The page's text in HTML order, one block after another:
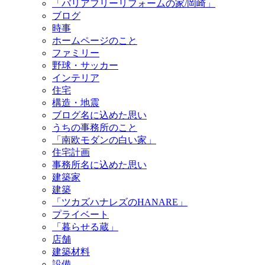
「バリアフリーリフォームの家/岡崎」
ブログ
時事
ホームページのこと
ファミリー
野球・サッカー
インテリア
住宅
構造・地震
ブログ名に込めた思い
うちの事務所のこと
「南欧モダンの白い家」
住宅計画
事務所名に込めた思い
建築家
建築
「ツカズハナレズのHANARE」
プライベート
「暮らせる蔵」
店舗
建築材料